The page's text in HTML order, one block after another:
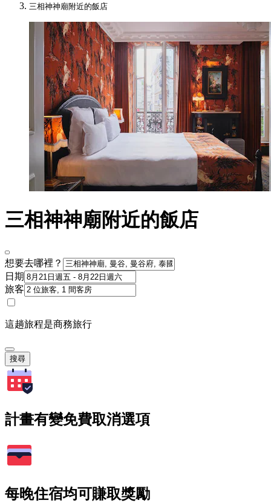
三相神神廟附近的飯店
三相神神廟附近的飯店
想要去哪裡？
日期
旅客
這趟旅程是商務旅行
搜尋
計畫有變免費取消選項
每晚住宿均可賺取獎勵